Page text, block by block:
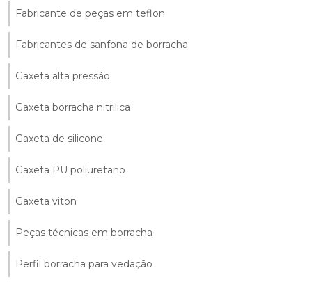
Fabricante de peças em teflon
Fabricantes de sanfona de borracha
Gaxeta alta pressão
Gaxeta borracha nitrilica
Gaxeta de silicone
Gaxeta PU poliuretano
Gaxeta viton
Peças técnicas em borracha
Perfil borracha para vedação